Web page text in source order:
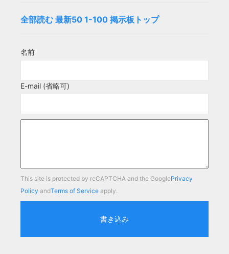
全部読む 最新50 1-100 掲示板トップ
名前
E-mail (省略可)
This site is protected by reCAPTCHA and the GooglePrivacy
Policy andTerms of Service apply.
書き込み